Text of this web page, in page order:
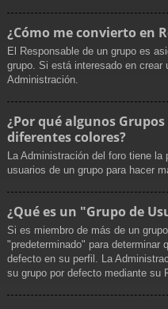
¿Cómo me convierto en
El Responsable de un grupo es
grupo. Si está interesado en
Administración.
¿Por qué algunos
diferentes colores?
La Administración del foro tiene
usuarios de un grupo para hacer
¿Qué es un "Grupo de
Si es miembro de más de un
"predeterminado" para determinar
defecto en su perfil. La
su grupo por defecto mediante su